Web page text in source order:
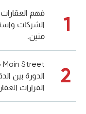
1
فهم العقارات
الشركات
متين.
2
الدورة بين
القرارات